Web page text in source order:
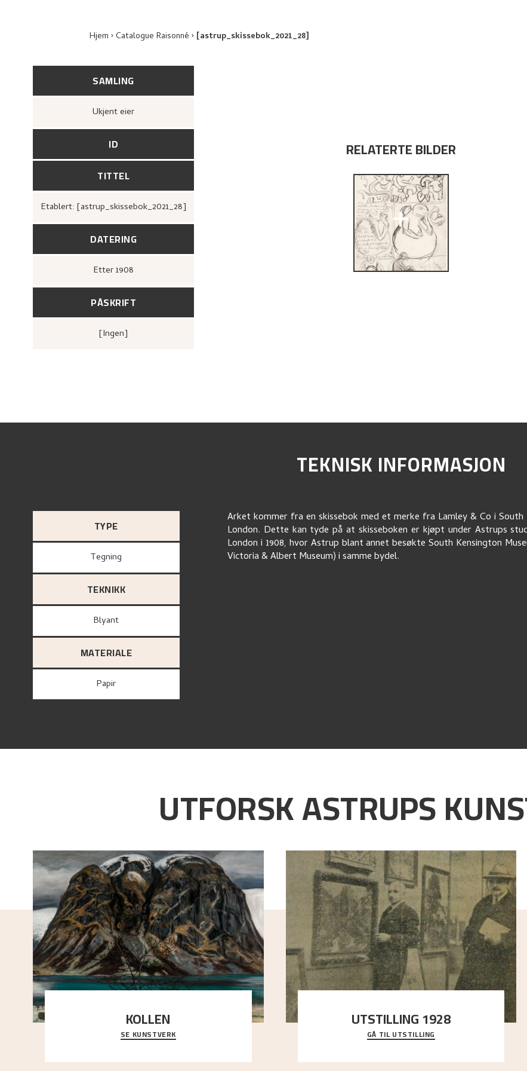
Hjem Catalogue Raisonné [astrup_skissebok_2021_28]
SAMLING
Ukjent eier
ID
TITTEL
Etablert: [astrup_skissebok_2021_28]
DATERING
Etter1908
PÅSKRIFT
[ingen]
RELATERTE BILDER
+
TEKNISK INFORMASJON
TYPE
Tegning
TEKNIKK
Blyant
MATERIALE
papir
Arket kommer fra en skissebok med et merke fra Lamley & Co i South
London. Dette kan tyde på at skisseboken er kjøpt under Astrups
London i 1908, hvor Astrup blant annet besøkte South Kensington
Victoria & Albert Museum) i samme bydel.
UTFORSK ASTRUPS
KOLLEN
Et ruvende fjell dominerer bildeflaten, og står i
sterk kontrast til det spinkle rognetreet ute
SE KUNSTVERK
UTSTILLING 1928
Då Astrup døydde i 1928, tok vennene Moritz Kaland
og Simon Thorbjørnsen initiativ til å arrang
GÅ TIL UTSTILLING